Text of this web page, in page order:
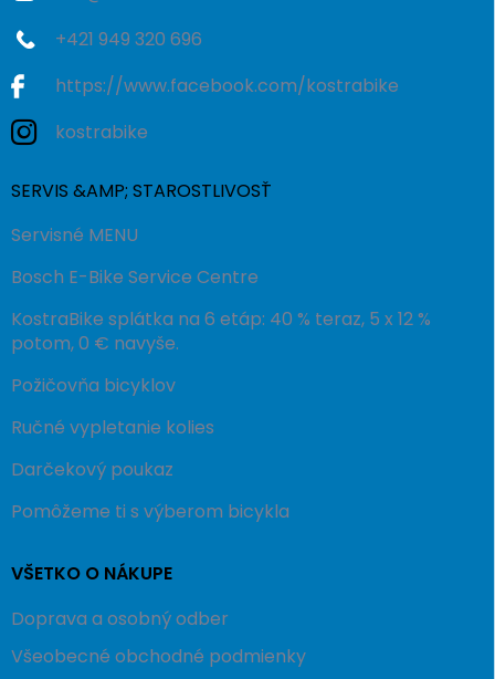
+421 949 320 696
https://www.facebook.com/kostrabike
kostrabike
SERVIS &AMP; STAROSTLIVOSŤ
Servisné MENU
Bosch E-Bike Service Centre
KostraBike splátka na 6 etáp: 40 % teraz, 5 x 12 %
potom, 0 € navyše.
Požičovňa bicyklov
Ručné vypletanie kolies
Darčekový poukaz
Pomôžeme ti s výberom bicykla
VŠETKO O NÁKUPE
Doprava a osobný odber
Všeobecné obchodné podmienky